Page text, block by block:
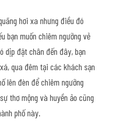
hơi xa nhưng điều đó
bạn muốn chiêm ngưỡng vẻ
dịp đặt chân đến đây, bạn
qua đêm tại các khách sạn
lên đèn để chiêm ngưỡng
thơ mộng và huyền ảo cũng
phố này.